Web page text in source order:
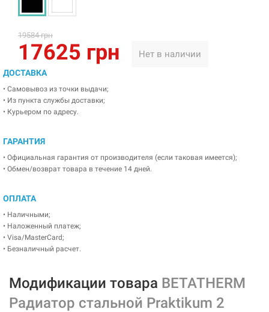
19584 грн
17625 грн Нет в наличии
ДОСТАВКА
• Самовывоз из точки выдачи;
• Из пункта службы доставки;
• Курьером по адресу.
ГАРАНТИЯ
• Официальная гарантия от производителя (если таковая имеется);
• Обмен/возврат товара в течение 14 дней.
ОПЛАТА
• Наличными;
• Наложенный платеж;
• Visa/MasterCard;
• Безналичный расчет.
Модификации товара BETATHERM
Радиатор стальной Praktikum 2